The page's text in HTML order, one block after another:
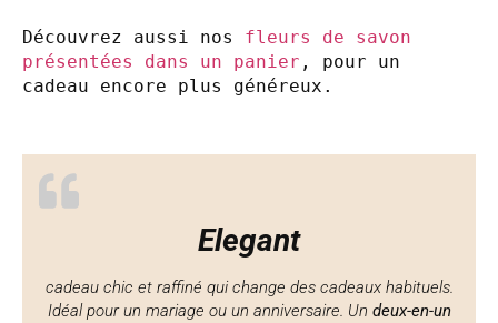
Découvrez aussi nos fleurs de savon
présentées dans un panier , pour un
cadeau encore plus généreux.
Elegant
cadeau chic et raffiné qui change des cadeaux habituels.
Idéal pour un mariage ou un anniversaire. Un deux-en-un